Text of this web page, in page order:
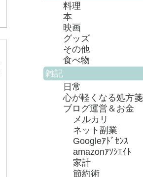
料理
本
映画
グッズ
その他
食べ物
雑記
日常
心が軽くなる処方箋
ブログ運営＆お金
メルカリ
ネット副業
Googleｱﾄﾞｾﾝｽ
amazonｱｿｼｴｲﾄ
家計
節約術